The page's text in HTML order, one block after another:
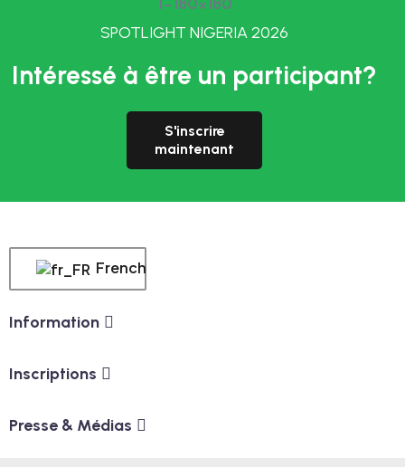
SPOTLIGHT NIGERIA 2026
Intéressé à être un participant?
S'inscrire
maintenant
French
Information
Inscriptions
Presse & Médias